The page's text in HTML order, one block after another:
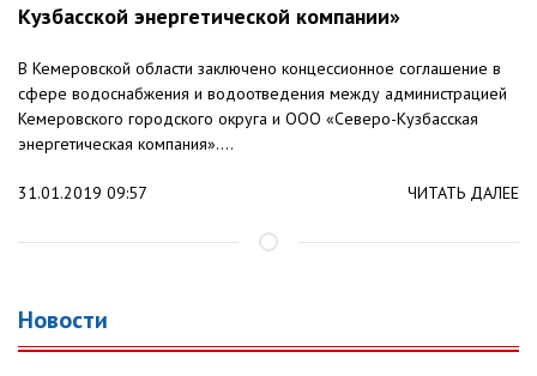
Кузбасской энергетической компании»
В Кемеровской области заключено концессионное соглашение в
сфере водоснабжения и водоотведения между администрацией
Кемеровского городского округа и ООО «Северо-Кузбасская
энергетическая компания»....
31.01.2019 09:57 ЧИТАТЬ ДАЛЕЕ
Новости